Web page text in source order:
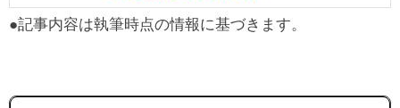
●記事内容は執筆時点の情報に基づきます。